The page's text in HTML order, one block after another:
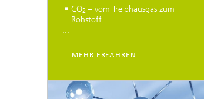
CO2 – vom Treibhausgas zum
Rohstoff
...
MEHR ERFAHREN